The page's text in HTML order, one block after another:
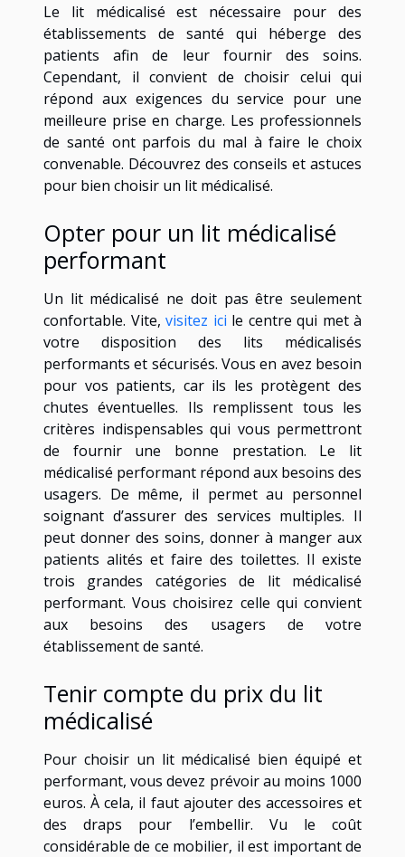
Le lit médicalisé est nécessaire pour des
établissements de santé qui héberge des
patients afin de leur fournir des soins.
Cependant, il convient de choisir celui qui
répond aux exigences du service pour une
meilleure prise en charge. Les professionnels
de santé ont parfois du mal à faire le choix
convenable. Découvrez des conseils et astuces
pour bien choisir un lit médicalisé.
Opter pour un lit médicalisé
performant
Un lit médicalisé ne doit pas être seulement
confortable. Vite, visitez ici le centre qui met à
votre disposition des lits médicalisés
performants et sécurisés. Vous en avez besoin
pour vos patients, car ils les protègent des
chutes éventuelles. Ils remplissent tous les
critères indispensables qui vous permettront
de fournir une bonne prestation. Le lit
médicalisé performant répond aux besoins des
usagers. De même, il permet au personnel
soignant d’assurer des services multiples. Il
peut donner des soins, donner à manger aux
patients alités et faire des toilettes. Il existe
trois grandes catégories de lit médicalisé
performant. Vous choisirez celle qui convient
aux besoins des usagers de votre
établissement de santé.
Tenir compte du prix du lit
médicalisé
Pour choisir un lit médicalisé bien équipé et
performant, vous devez prévoir au moins 1000
euros. À cela, il faut ajouter des accessoires et
des draps pour l’embellir. Vu le coût
considérable de ce mobilier, il est important de